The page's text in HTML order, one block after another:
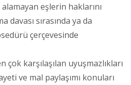
eşlerin haklarını
davası sırasında ya da
çerçevesinde
karşılaşılan uyuşmazlıkları
ve mal paylaşımı konuları